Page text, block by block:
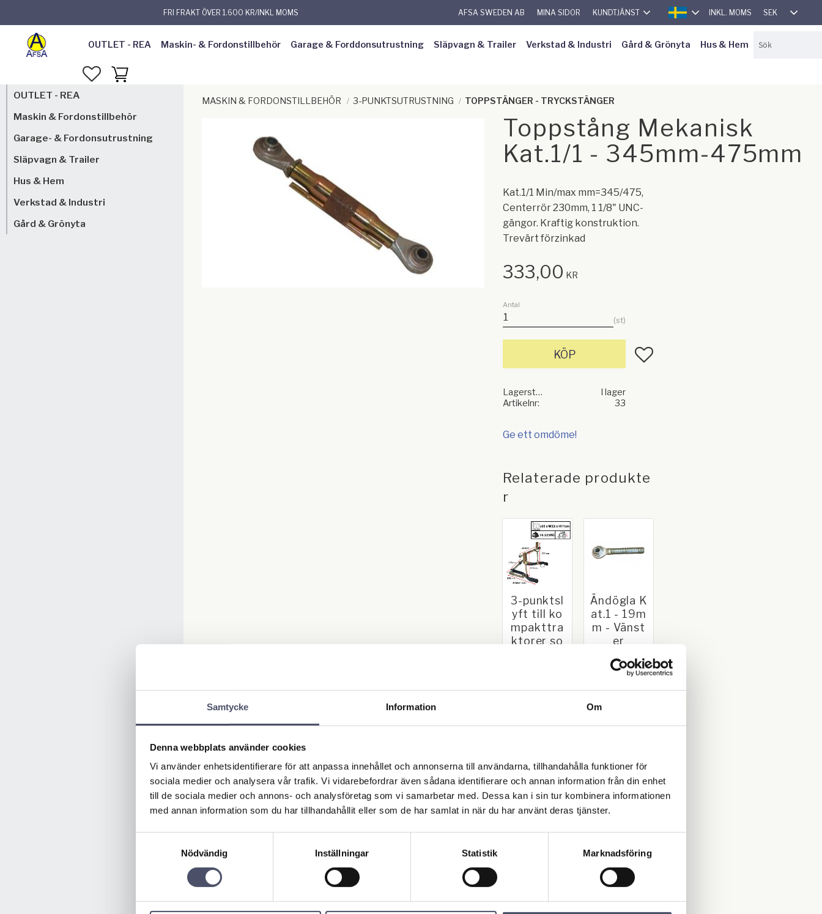
Samtycke Information Om
Denna webbplats använder cookies
Vi använder enhetsidentifierare för att anpassa innehållet och annonserna till användarna, tillhandahålla funktioner för
sociala medier och analysera vår trafik. Vi vidarebefordrar även sådana identifierare och annan information från din enhet
till de sociala medier och annons- och analysföretag som vi samarbetar med. Dessa kan i sin tur kombinera informationen
med annan information som du har tillhandahållit eller som de har samlat in när du har använt deras tjänster.
Nödvändig
Inställningar Statistik Marknadsföring
FRI FRAKT ÖVER 1.600 KR/INKL MOMS AFSA SWEDEN AB MINA SIDOR KUNDTJÄNST
SVENSKA
INKL. MOMS SEK
OUTLET - REA Maskin- & Fordonstillbehör Garage & Forddonsutrustning Släpvagn & Trailer Verkstad & Industri Gård & Grönyta Hus & Hem
FAVORITER
KUNDVAGN
MASKIN & FORDONSTILLBEHÖR 3-PUNKTSUTRUSTNING TOPPSTÄNGER - TRYCKSTÄNGER
Toppstång Mekanisk
Kat.1/1 - 345mm-475mm
Kat.1/1 Min/max mm=345/475,
Centerrör 230mm, 1 1/8" UNC-
gängor. Kraftig konstruktion.
Trevärt förzinkad
333,00 KR
Antal
st
KÖP Lägg till i favoriter
Lagerstatus
I lager
Artikelnr
33
Ge ett omdöme!
Relaterade produkte
r
3-punktsl
yft till ko
mpakttra
ktorer so
Lägg till i favoriter
KÖP
Ändögla K
at.1 - 19m
m - Vänst
er
Standard.
Passar
19mm.
d med storlek 1
Lägg till i favoriter
KÖP
OUTLET - REA
Maskin & Fordonstillbehör
Garage- & Fordonsutrustning
Släpvagn & Trailer
Hus & Hem
Verkstad & Industri
Gård & Grönyta